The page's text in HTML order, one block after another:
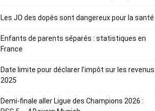
Les JO des dopés sont dangereux pour la santé
Enfants de parents séparés : statistiques en
France
Date limite pour déclarer l’impôt sur les revenus
2025
Demi-finale aller Ligue des Champions 2026 :